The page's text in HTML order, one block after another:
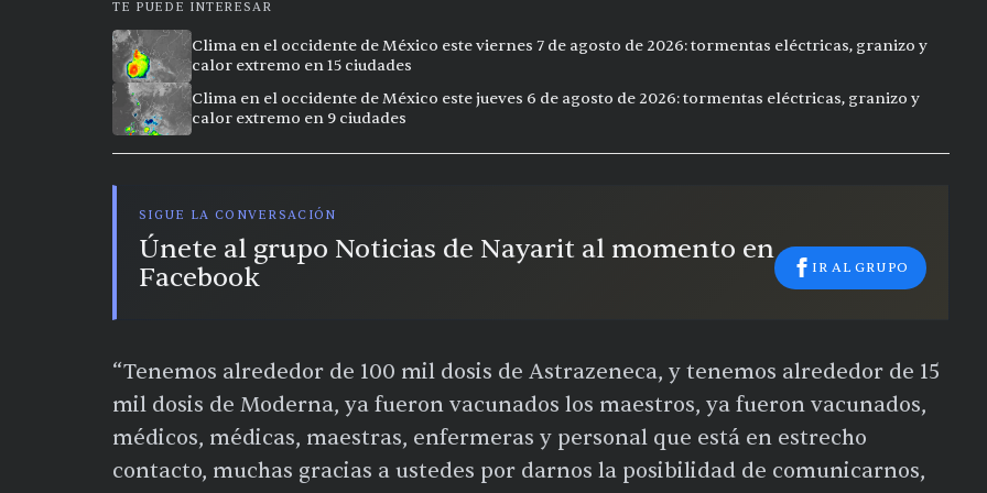
TE PUEDE INTERESAR
Clima en el occidente de México este viernes 7 de agosto de 2026: tormentas eléctricas, granizo y
calor extremo en 15 ciudades
Clima en el occidente de México este jueves 6 de agosto de 2026: tormentas eléctricas, granizo y
calor extremo en 9 ciudades
SIGUE LA CONVERSACIÓN
Únete al grupo Noticias de Nayarit al momento en
Facebook
IR AL GRUPO
“Tenemos alrededor de 100 mil dosis de Astrazeneca, y tenemos alrededor de 15
mil dosis de Moderna, ya fueron vacunados los maestros, ya fueron vacunados,
médicos, médicas, maestras, enfermeras y personal que está en estrecho
contacto, muchas gracias a ustedes por darnos la posibilidad de comunicarnos,